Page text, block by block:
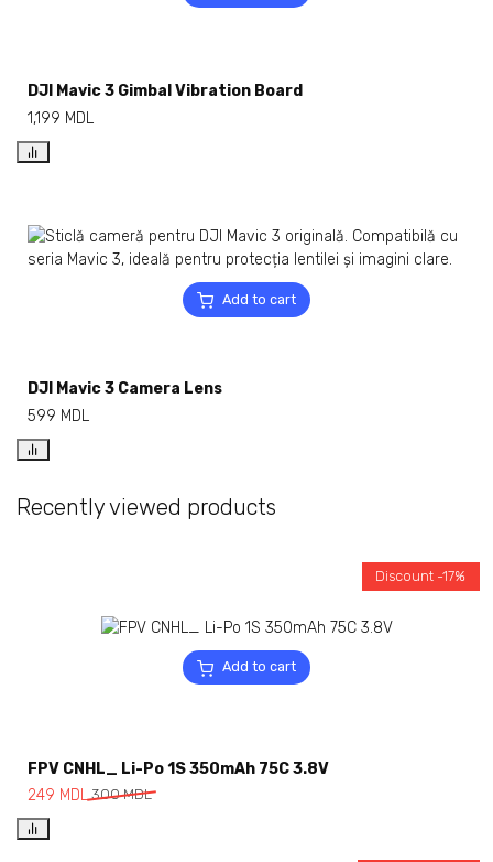
DJI Mavic 3 Gimbal Vibration Board
1,199 MDL
Add to cart
DJI Mavic 3 Camera Lens
599 MDL
Recently viewed products
Add to cart
Discount -17%
FPV CNHL_ Li-Po 1S 350mAh 75C 3.8V
300MDL
249 MDL